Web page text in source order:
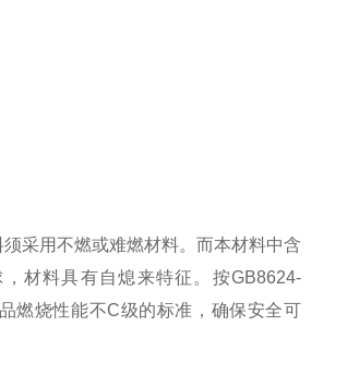
采用不燃或难燃材料。而本材料中含
材料具有自熄来特征。按GB8624-
燃烧性能不C级的标准，确保安全可